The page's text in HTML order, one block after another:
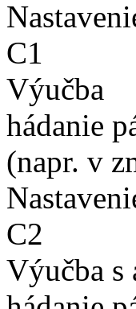
C1
Výučba
hádanie
(napr. v
C2
Výučba s